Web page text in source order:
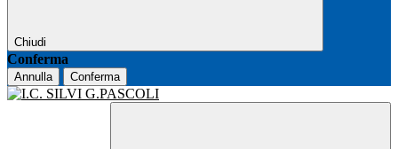
Chiudi
Conferma
Annulla Conferma